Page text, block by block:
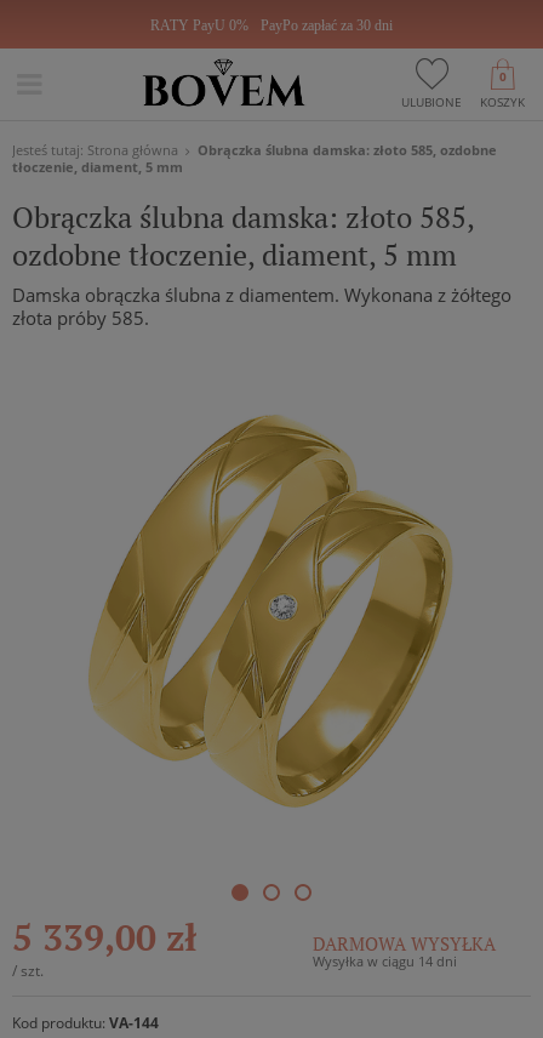
RATY PayU 0% PayPo zapłać za 30 dni
ULUBIONE KOSZYK
0
Jesteś tutaj: Strona główna
Obrączka ślubna damska: złoto 585, ozdobne
tłoczenie, diament, 5 mm
Obrączka ślubna damska: złoto 585,
ozdobne tłoczenie, diament, 5 mm
Damska obrączka ślubna z diamentem. Wykonana z żółtego
złota próby 585.
5 339,00 zł
/ szt.
DARMOWA WYSYŁKA
Wysyłka w ciągu 14 dni
Kod produktu: VA-144